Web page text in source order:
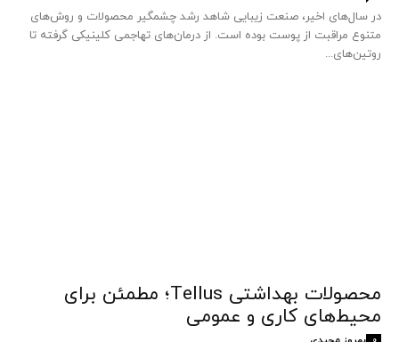
در سال‌های اخیر، صنعت زیبایی شاهد رشد چشمگیر محصولات و روش‌های
متنوع مراقبت از پوست بوده است. از درمان‌های تهاجمی کلینیکی گرفته تا
روتین‌های...
محصولات بهداشتی Tellus؛ مطمئن برای
محیط‌های کاری و عمومی